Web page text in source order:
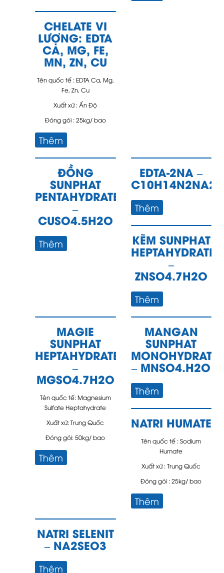
CHELATE VI
LƯỢNG: EDTA
CA, MG, FE,
MN, ZN, CU
Tên quốc tế : EDTA Ca, Mg,
Fe, Zn, Cu
Xuất xứ : Ấn Độ
Đóng gói : 25kg/ bao
Thêm
ĐỒNG
SUNPHAT
PENTAHYDRATE
–
CUSO4.5H2O
Thêm
EDTA-2NA –
Thêm
KẼM SUNPHAT
HEPTAHYDRATE
–
ZNSO4.7H2O
Thêm
MAGIE
SUNPHAT
HEPTAHYDRATE
–
MGSO4.7H2O
Tên quốc tế: Magnesium
Sulfate Heptahydrate
Xuất xứ: Trung Quốc
Đóng gói: 50kg/ bao
Thêm
MANGAN
SUNPHAT
MONOHYDRATE
– MNSO4.H2O
Thêm
NATRI HUMATE
Tên quốc tế : Sodium
Humate
Xuất xứ : Trung Quốc
Đóng gói : 25kg/ bao
Thêm
NATRI SELENIT
– NA2SEO3
Thêm